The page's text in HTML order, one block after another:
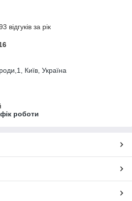
відгуків за рік
Київ, Україна
роботи